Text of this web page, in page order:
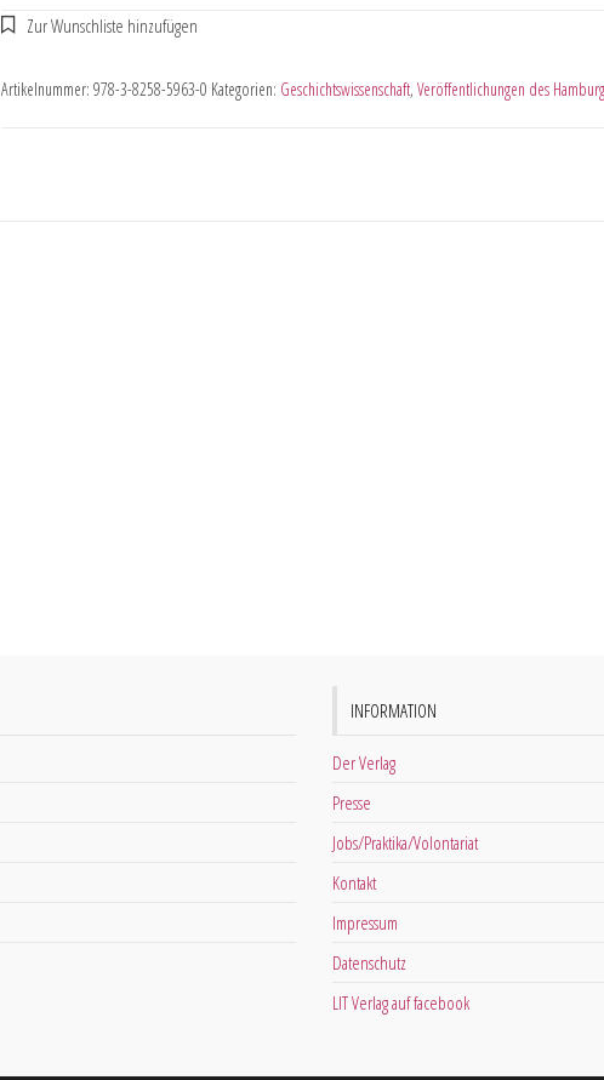
Artikelnummer: 978-3-8258-5963-0 Kategorien: Geschichtswissenschaft, Veröffentlichungen des
INFORMATION
Der Verlag
Presse
Jobs/Praktika/Volontariat
Kontakt
Impressum
Datenschutz
LIT Verlag auf facebook